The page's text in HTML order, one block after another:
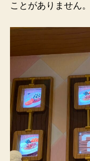
ことがありません。